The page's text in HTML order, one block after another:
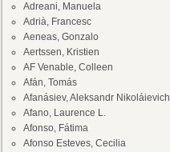
Adreani, Manuela
Adrià, Francesc
Aeneas, Gonzalo
Aertssen, Kristien
AF Venable, Colleen
Afán, Tomás
Afanásiev, Aleksandr Nikoláievich
Afano, Laurence L.
Afonso, Fátima
Afonso Esteves, Cecilia